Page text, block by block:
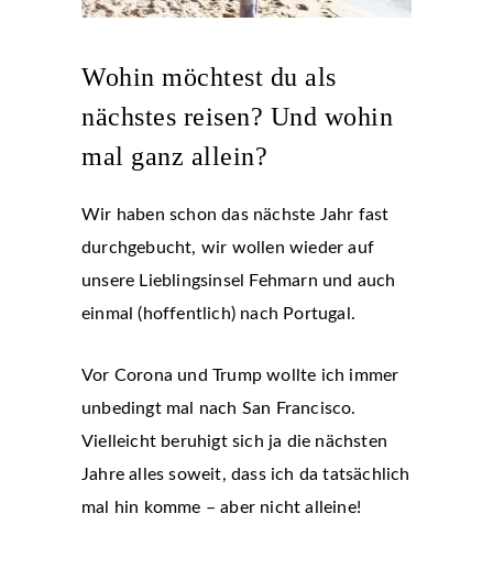
Wohin möchtest du als
nächstes reisen? Und wohin
mal ganz allein?
Wir haben schon das nächste Jahr fast
durchgebucht, wir wollen wieder auf
unsere Lieblingsinsel Fehmarn und auch
einmal (hoffentlich) nach Portugal.
Vor Corona und Trump wollte ich immer
unbedingt mal nach San Francisco.
Vielleicht beruhigt sich ja die nächsten
Jahre alles soweit, dass ich da tatsächlich
mal hin komme – aber nicht alleine!